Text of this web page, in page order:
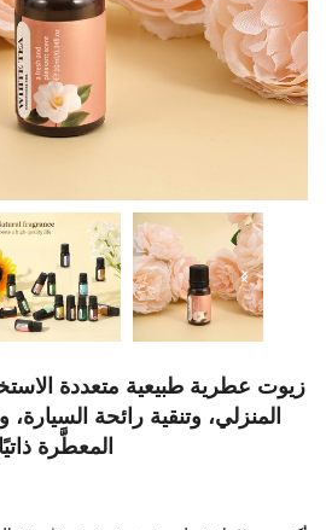
زيوت عطرية طبيعية متعددة
المنزلي، وتنقية رائحة
المعطَّرة ذاتيًا